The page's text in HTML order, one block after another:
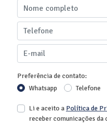
Preferência de contato:
Whatsapp
Telefone
Li e aceito a Política de
receber comunicações da